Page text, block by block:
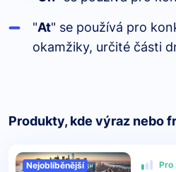
"At" se používá pro
okamžiky, určité části
Produkty, kde výraz nebo
Nejoblíběnější Pro